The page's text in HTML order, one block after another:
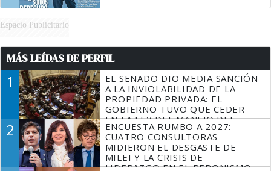
Espacio Publicitario
MÁS LEÍDAS DE PERFIL
1
EL SENADO DIO MEDIA SANCIÓN
A LA INVIOLABILIDAD DE LA
PROPIEDAD PRIVADA: EL
GOBIERNO TUVO QUE CEDER
EN LA LEY DEL MANEJO DEL
FUEGO
2
ENCUESTA RUMBO A 2027:
CUATRO CONSULTORAS
MIDIERON EL DESGASTE DE
MILEI Y LA CRISIS DE
LIDERAZGO EN EL PERONISMO